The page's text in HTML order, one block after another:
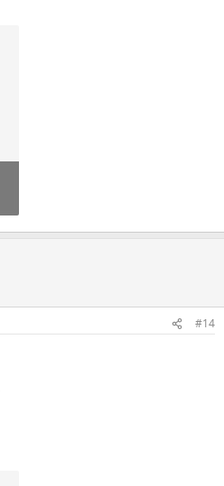
#14